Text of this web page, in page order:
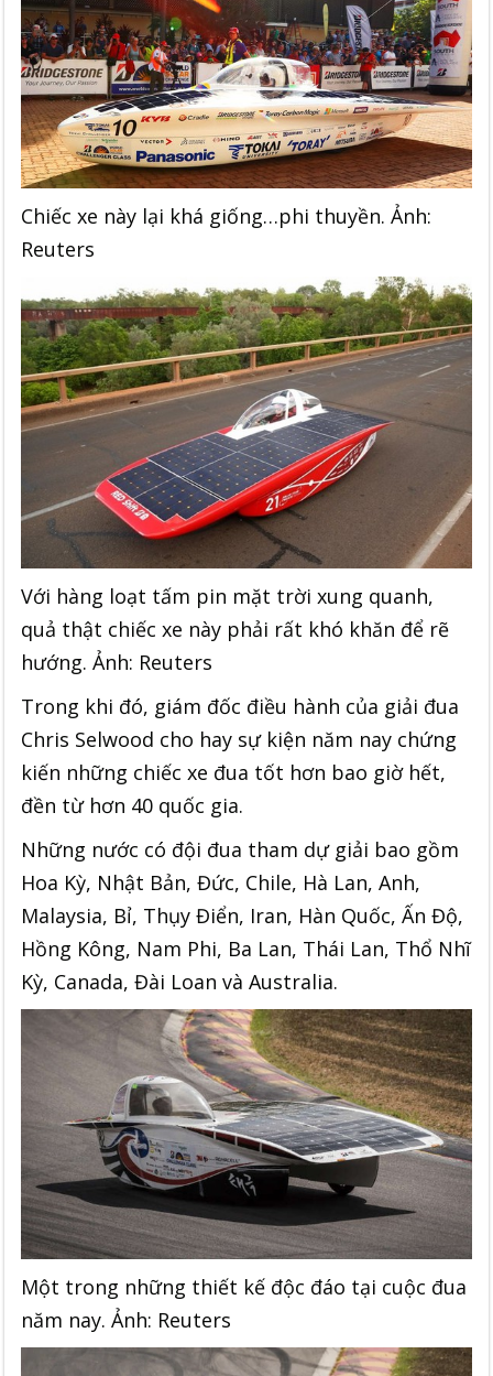
Chiếc xe này lại khá giống…phi thuyền. Ảnh:
Reuters
Với hàng loạt tấm pin mặt trời xung quanh,
quả thật chiếc xe này phải rất khó khăn để rẽ
hướng. Ảnh: Reuters
Trong khi đó, giám đốc điều hành của giải đua
Chris Selwood cho hay sự kiện năm nay chứng
kiến những chiếc xe đua tốt hơn bao giờ hết,
đền từ hơn 40 quốc gia.
Những nước có đội đua tham dự giải bao gồm
Hoa Kỳ, Nhật Bản, Đức, Chile, Hà Lan, Anh,
Malaysia, Bỉ, Thụy Điển, Iran, Hàn Quốc, Ấn Độ,
Hồng Kông, Nam Phi, Ba Lan, Thái Lan, Thổ Nhĩ
Kỳ, Canada, Đài Loan và Australia.
Một trong những thiết kế độc đáo tại cuộc đua
năm nay. Ảnh: Reuters